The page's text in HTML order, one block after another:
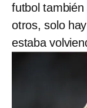
futbol
otros, solo
estaba